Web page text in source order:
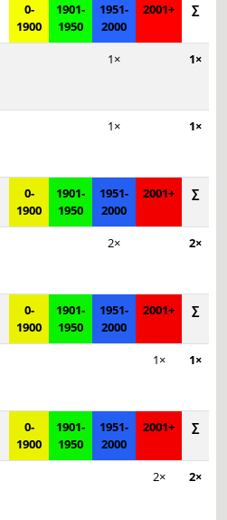
0-
1900
1901-
1950
1951-
2000
2001+ ∑
1× 1×
1× 1×
0-
1900
1901-
1950
1951-
2000
2001+ ∑
2× 2×
0-
1900
1901-
1950
1951-
2000
2001+ ∑
1× 1×
0-
1900
1901-
1950
1951-
2000
2001+ ∑
2× 2×